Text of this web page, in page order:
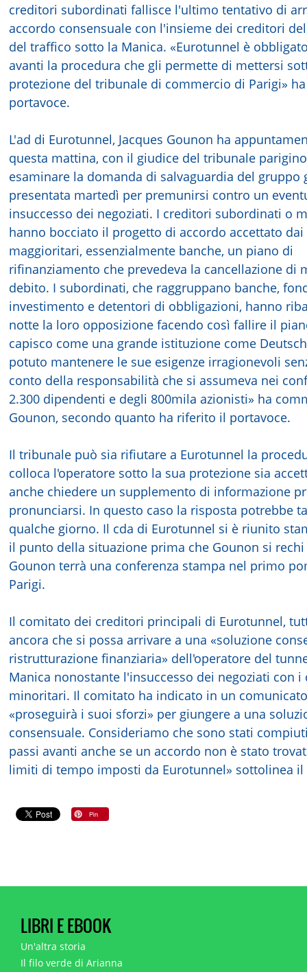
creditori subordinati fallisce l'ultimo tentativo di
accordo consensuale con l'insieme dei creditori
del traffico sotto la Manica. «Eurotunnel è
avanti la procedura che gli permette di mettersi
protezione del tribunale di commercio di Parigi»
portavoce.
L'ad di Eurotunnel, Jacques Gounon ha
questa mattina, con il giudice del tribunale
esaminare la domanda di salvaguardia del gruppo
presentata martedì per premunirsi contro un
insuccesso dei negoziati. I creditori subordinati o
hanno bocciato il progetto di accordo accettato
maggioritari, essenzialmente banche, un piano di
rifinanziamento che prevedeva la cancellazione di
debito. I subordinati, che raggruppano banche,
investimento e detentori di obbligazioni, hanno
notte la loro opposizione facendo così fallire il
capisco come una grande istituzione come
potuto mantenere le sue esigenze irragionevoli
conto della responsabilità che si assumeva nei
2.300 dipendenti e degli 800mila azionisti» ha
Gounon, secondo quanto ha riferito il portavoce.
Il tribunale può sia rifiutare a Eurotunnel la
colloca l'operatore sotto la sua protezione sia
anche chiedere un supplemento di informazione
pronunciarsi. In questo caso la risposta potrebbe
qualche giorno. Il cda di Eurotunnel si è riunito
il punto della situazione prima che Gounon si
Gounon terrà una conferenza stampa nel primo
Parigi.
Il comitato dei creditori principali di Eurotunnel,
ancora che si possa arrivare a una «soluzione
ristrutturazione finanziaria» dell'operatore del
Manica nonostante l'insuccesso dei negoziati con
minoritari. Il comitato ha indicato in un
«proseguirà i suoi sforzi» per giungere a una
consensuale. Consideriamo che sono stati
passi avanti anche se un accordo non è stato
limiti di tempo imposti da Eurotunnel» sottolinea
LIBRI E EBOOK
Un'altra storia
Il filo verde di Arianna